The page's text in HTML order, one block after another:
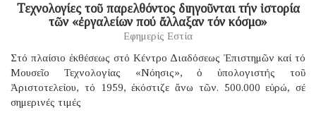
Τεχνολογίες τοῦ παρελθόντος διηγοῦνται τήν ἱστορία
τῶν «ἐργαλείων πού ἄλλαξαν τόν κόσμο»
Εφημερίς Εστία
Στό πλαίσιο ἐκθέσεως στό Κέντρο Διαδόσεως Ἐπιστημῶν καί τό
Μουσεῖο Τεχνολογίας «Νόησις», ὁ ὑπολογιστής τοῦ
Ἀριστοτελείου, τό 1959, ἐκόστιζε ἄνω τῶν. 500.000 εὐρώ, σέ
σημερινές τιμές